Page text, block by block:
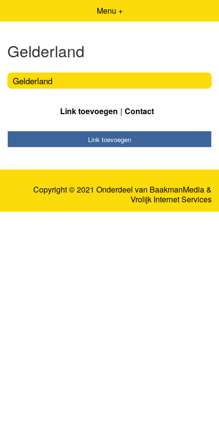
Menu +
Gelderland
Gelderland
Link toevoegen Contact
Link toevoegen
Copyright © 2021 Onderdeel van BaakmanMedia&
Vrolijk Internet Services